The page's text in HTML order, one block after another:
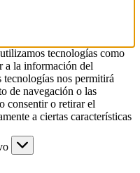
tecnologías como
a la información del
nos permitirá
de navegación o las
consentir o retirar el
a ciertas características